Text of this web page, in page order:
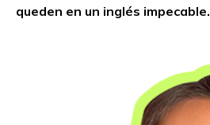
queden en un inglés impecable.